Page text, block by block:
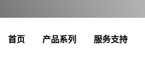
首页 产品系列 服务支持